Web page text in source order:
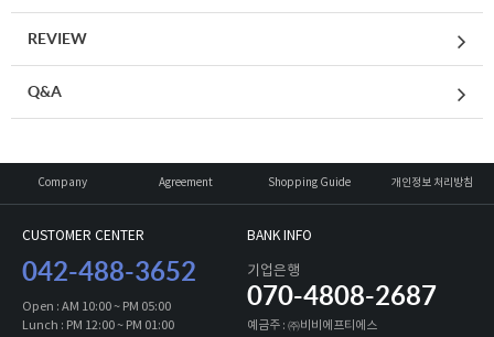
REVIEW
Q&A
Company Agreement Shopping Guide 개인정보 처리방침
CUSTOMER CENTER
042-488-3652
Open : AM 10:00 ~ PM 05:00
Lunch : PM 12:00 ~ PM 01:00
BANK INFO
기업은행
070-4808-2687
예금주 : ㈜비비에프티에스